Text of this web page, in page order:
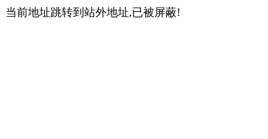
当前地址跳转到站外地址,已被屏蔽!